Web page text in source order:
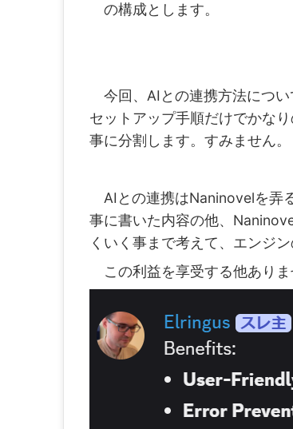
の構成とします。
今回、AIとの連携方法につ
セットアップ手順だけでかな
事に分割します。すみません。
AIとの連携はNaninovelを弄
事に書いた内容の他、
くいく事まで考えて、エンジ
この利益を享受する他ありま